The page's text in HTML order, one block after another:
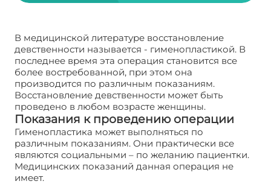
В медицинской литературе восстановление
девственности называется - гименопластикой. В
последнее время эта операция становится все
более востребованной, при этом она
производится по различным показаниям.
Восстановление девственности может быть
проведено в любом возрасте женщины.
Показания к проведению операции
Гименопластика может выполняться по
различным показаниям. Они практически все
являются социальными – по желанию пациентки.
Медицинских показаний данная операция не
имеет.